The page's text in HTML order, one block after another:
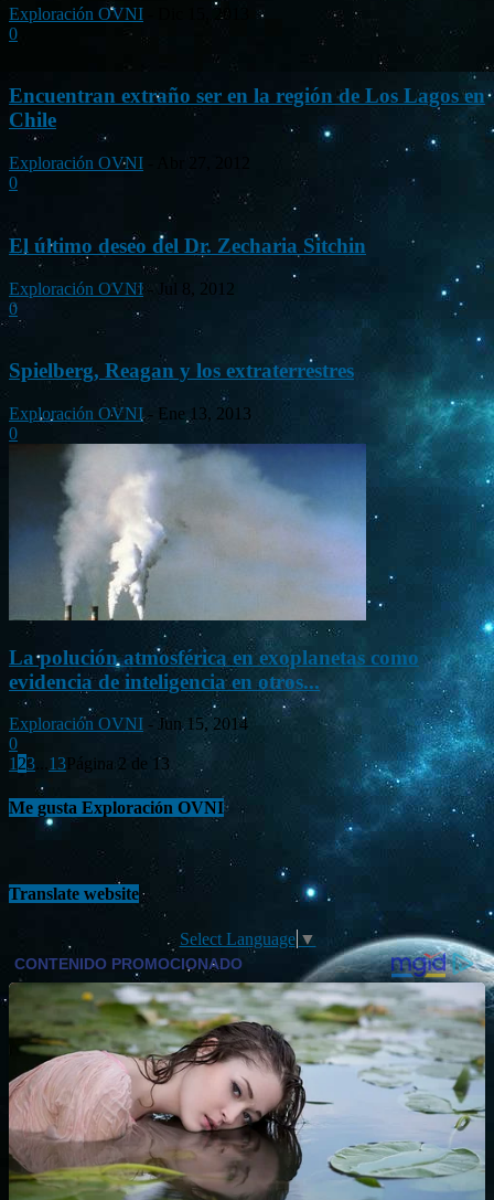
Exploración OVNI
Dic 15, 2013
0
Encuentran extraño ser en la región de Los Lagos en
Chile
Exploración OVNI
0
El último deseo del Dr. Zecharia Sitchin
Exploración OVNI -
Jul 8, 2012
0
Spielberg, Reagan y los extraterrestres
Exploración OVNI - Ene 13, 2013
0
La polución atmosférica en exoplanetas como
evidencia de inteligencia en otros...
Exploración OVNI - Jun 15, 2014
0
123 13 Página 2 de 13
Me gusta Exploración OVNI
Translate website
Select Language ▼